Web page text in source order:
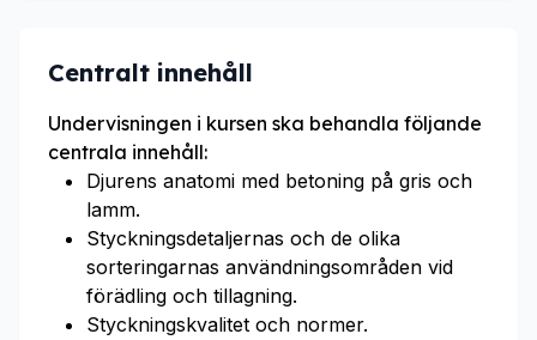
Centralt innehåll
Undervisningen i kursen ska behandla följande
centrala innehåll:
Djurens anatomi med betoning på gris och
lamm.
Styckningsdetaljernas och de olika
sorteringarnas användningsområden vid
förädling och tillagning.
Styckningskvalitet och normer.